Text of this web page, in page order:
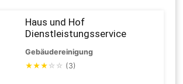
Haus und Hof
Dienstleistungsservice
Gebäudereinigung
★★★ ☆ ☆ (3)